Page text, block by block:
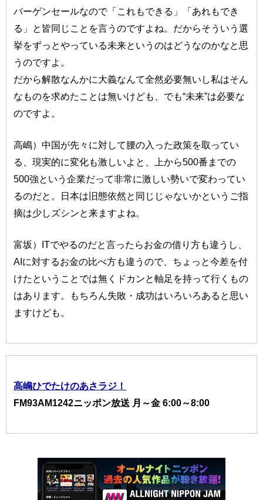
バーゲンセールなので「これもできる」「あれもでき
る」と皆同じことを言うのですよね。だからそういう選
挙をずっとやっている未来というのはどうなのかなと思
うのですよ。
だから解散なんかに大義なんて全然必要無いし私はそん
なものを求めたことは無いけども、でも“未来”は必要な
のですよ。
高嶋）中国が先々に対して腰の入った政策を取ってい
る、現実的に変化も激しいよと、上から500番までの
500強という企業だって非常に激しい勢いで変わってい
るのだと。日本は旧態依然と同じじゃないかというご指
摘は少しズシンと来ますよね。
富坂）ITでやるのだと言ったらお金の借り方も違うし、
AIに対するお金の比べ方も違うので、ちょっと今差を付
けたということでは無くドカンと軸足を持って行くもの
はあります。もちろん失敗・成功はいろいろあると思い
ますけども。
高嶋ひでたけのあさラジ！
FM93AM1242ニッポン放送 月～金 6:00～8:00